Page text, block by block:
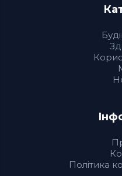
Політика